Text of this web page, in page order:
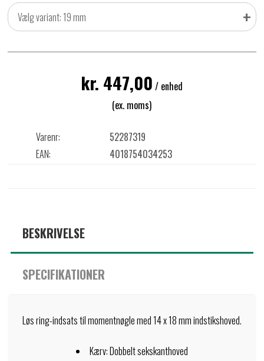
Vælg variant: 19 mm +
kr. 447,00 / enhed
(ex. moms)
Varenr:
52287319
EAN:
4018754034253
BESKRIVELSE
SPECIFIKATIONER
Løs ring-indsats til momentnøgle med 14 x 18 mm indstikshoved.
Kærv: Dobbelt sekskanthoved